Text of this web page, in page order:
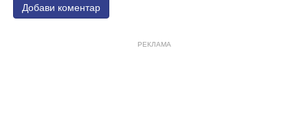
Добави коментар
РЕКЛАМА